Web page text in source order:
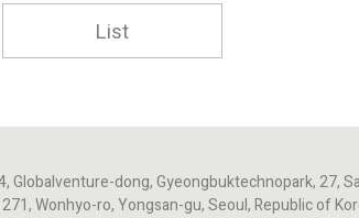
List
Globalventure-dong, Gyeongbuktechnopark, 27,
271, Wonhyo-ro, Yongsan-gu, Seoul, Republic of